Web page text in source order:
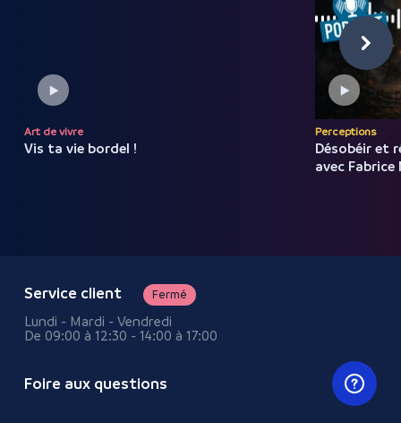
Art de vivre
Vis ta vie bordel !
Perceptions
Désobéir et
avec Fabrice
Service client Fermé
Lundi - Mardi - Vendredi
De 09:00 à 12:30 - 14:00 à 17:00
Foire aux questions